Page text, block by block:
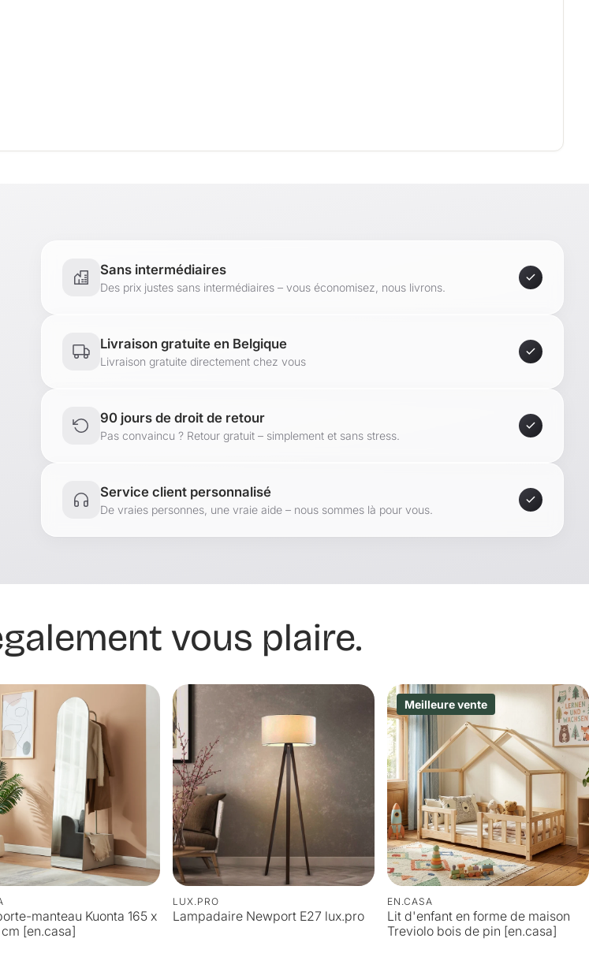
Sans intermédiaires
Des prix justes sans intermédiaires – vous économisez, nous livrons.
Livraison gratuite en Belgique
Livraison gratuite directement chez vous
90 jours de droit de retour
Pas convaincu ? Retour gratuit – simplement et sans stress.
Service client personnalisé
De vraies personnes, une vraie aide – nous sommes là pour vous.
vous plaire.
manteau Kuonta 165 x
cm [en.casa]
LUX.PRO
Lampadaire Newport E27 lux.pro
Meilleure vente
EN.CASA
Lit d'enfant en forme de maison
Treviolo bois de pin [en.casa]